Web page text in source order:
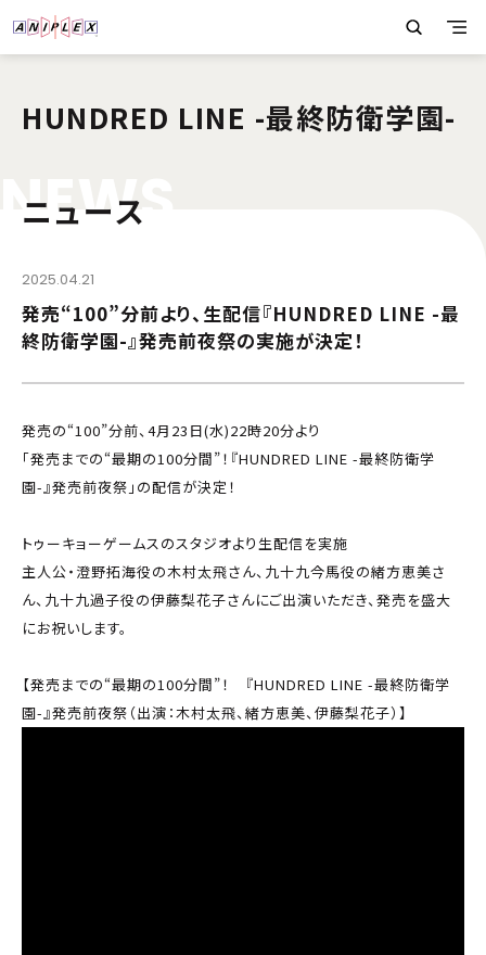
HUNDRED LINE -最終防衛学園-
NEWS
ニュース
2025.04.21
発売“100”分前より、生配信『HUNDRED LINE -最
終防衛学園-』発売前夜祭の実施が決定！
発売の“100”分前、4月23日(水)22時20分より
「発売までの“最期の100分間”！『HUNDRED LINE -最終防衛学
園-』発売前夜祭」の配信が決定！
トゥーキョーゲームスのスタジオより生配信を実施
主人公・澄野拓海役の木村太飛さん、九十九今馬役の緒方恵美さ
ん、九十九過子役の伊藤梨花子さんにご出演いただき、発売を盛大
にお祝いします。
【発売までの“最期の100分間”！ 『HUNDRED LINE -最終防衛学
園-』発売前夜祭（出演：木村太飛、緒方恵美、伊藤梨花子）】